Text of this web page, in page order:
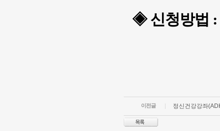
◈ 신청방법
이전글 정신건강강좌